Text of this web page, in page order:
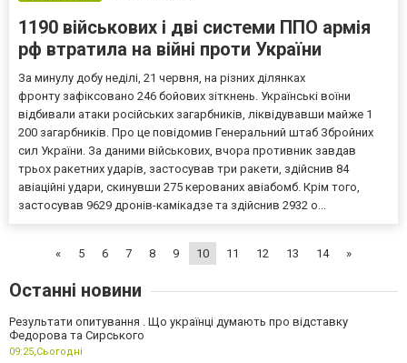
1190 військових і дві системи ППО армія
рф втратила на війні проти України
За минулу добу неділі, 21 червня, на різних ділянках
фронту зафіксовано 246 бойових зіткнень. Українські воїни
відбивали атаки російських загарбників, ліквідувавши майже 1
200 загарбників. Про це повідомив Генеральний штаб Збройних
сил України. За даними військових, вчора противник завдав
трьох ракетних ударів, застосував три ракети, здійснив 84
авіаційні удари, скинувши 275 керованих авіабомб. Крім того,
застосував 9629 дронів-камікадзе та здійснив 2932 о...
« 5 6 7 8 9 10 11 12 13 14 »
Останні новини
Результати опитування . Що українці думають про відставку
Федорова та Сирського
09:25,Сьогодні